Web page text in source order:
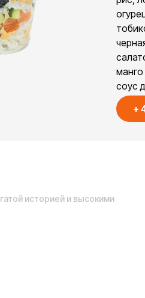
соус
+
историей и высокими